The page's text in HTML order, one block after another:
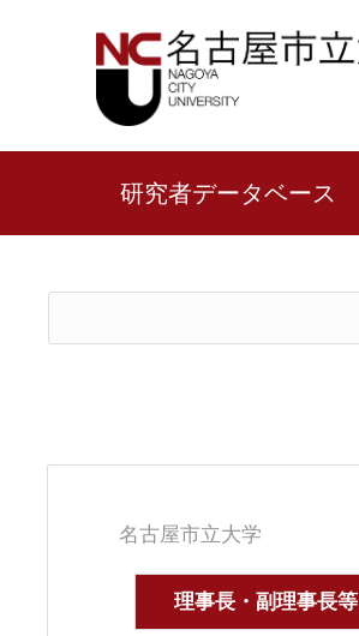
研究者データベース
名古屋市立大学
理事長・副理事長等